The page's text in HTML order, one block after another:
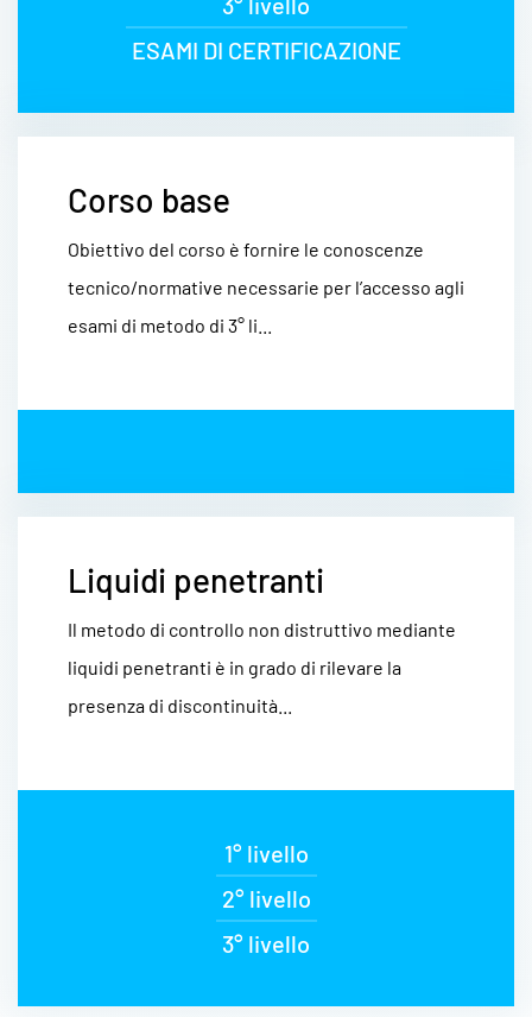
ESAMI DI CERTIFICAZIONE
Corso base
Obiettivo del corso è fornire le conoscenze
tecnico/normative necessarie per l’accesso agli
esami di metodo di 3° li...
Liquidi penetranti
Il metodo di controllo non distruttivo mediante
liquidi penetranti è in grado di rilevare la
presenza di discontinuità...
1° livello
2° livello
3° livello